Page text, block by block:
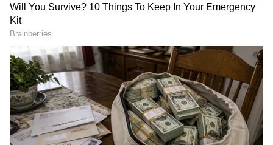
Image Credit :X
మొదటి రిజర్వేషన్ చార్ట్ ఎప్పుడు సిద్ధమవుతుంది?
రైల్వే మంత్రిత్వ శాఖ 2025 డిసెంబర్ 12న విడుదల చేసిన
తాజా మార్గదర్శకాల ప్రకారం మొదటి రిజర్వేషన్ చార్ట్
తయారీ సమయాల్లో మార్పులు చేసింది. ఉదయం 5:01